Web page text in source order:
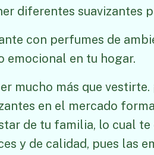
diferentes suavizantes
con perfumes de
emocional en tu hogar.
mucho más que
en el mercado
de tu familia, lo cual
y de calidad, pues las